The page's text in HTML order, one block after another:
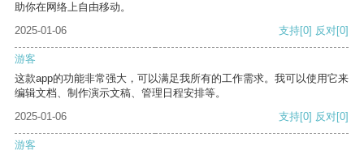
助你在网络上自由移动。
2025-01-06
支持[0] 反对[0]
游客
这款app的功能非常强大，可以满足我所有的工作需求。我可以使用它来
编辑文档、制作演示文稿、管理日程安排等。
2025-01-06
支持[0] 反对[0]
游客